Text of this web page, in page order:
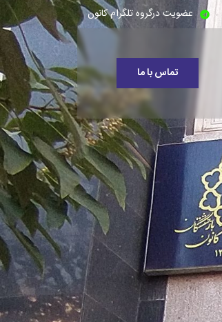
عضویت درگروه تلگرام کانون
تماس با ما